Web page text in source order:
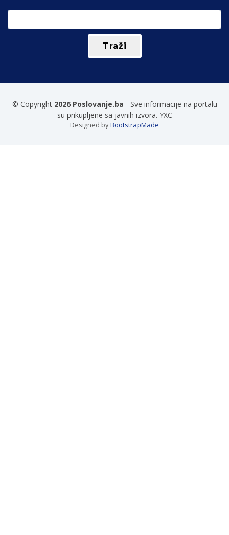
© Copyright 2026 Poslovanje.ba - Sve informacije na portalu
su prikupljene sa javnih izvora. YXC
Designed byBootstrapMade